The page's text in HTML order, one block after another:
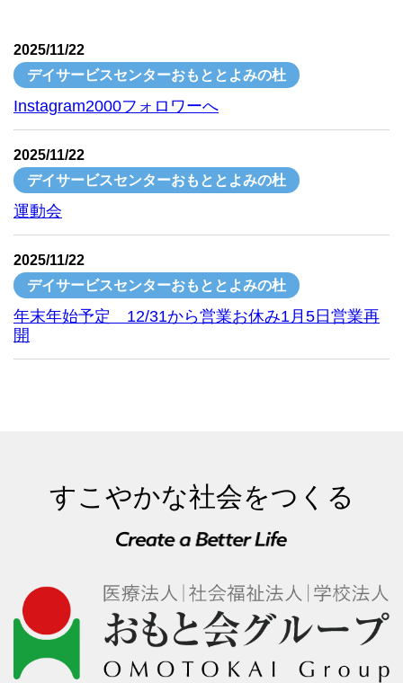
2025/11/22
デイサービスセンターおもととよみの杜
Instagram2000フォロワーへ
2025/11/22
デイサービスセンターおもととよみの杜
運動会
2025/11/22
デイサービスセンターおもととよみの杜
年末年始予定 12/31から営業お休み1月5日営業再
開
すこやかな社会をつくる